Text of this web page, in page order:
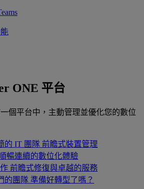
ONE 平台
個平台中，主動管理並優化您的數位
的 IT 團隊 前瞻式裝置管理
暢連續的數位化體驗
前瞻式修復與卓越的服務
的團隊 準備好轉型了嗎？